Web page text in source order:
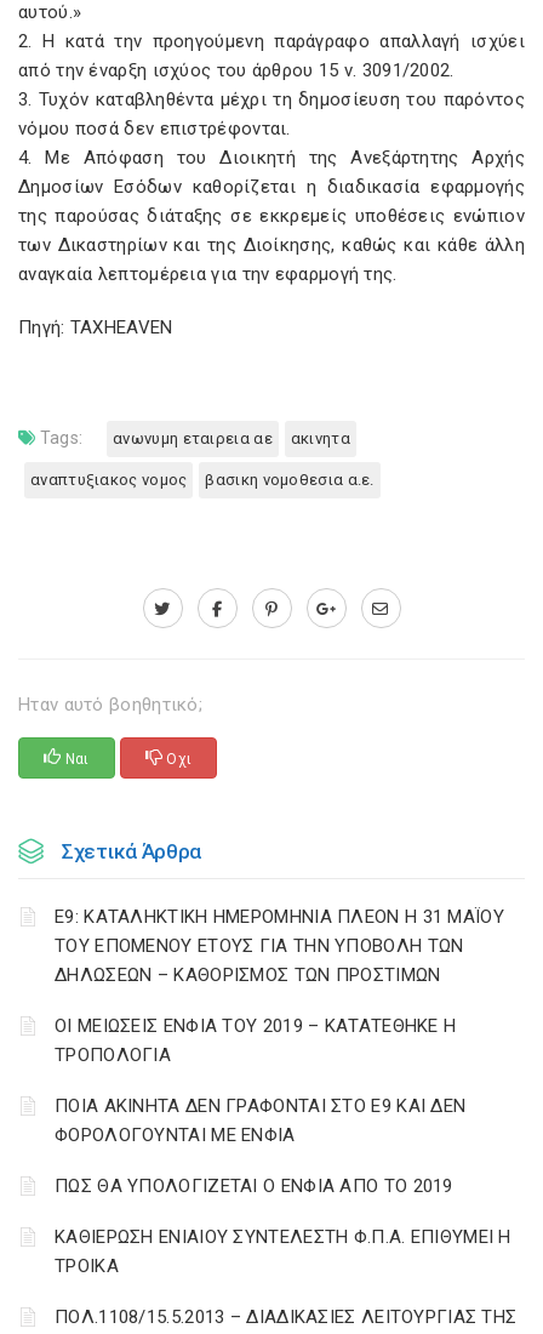
αυτού.»
2. Η κατά την προηγούμενη παράγραφο απαλλαγή ισχύει
από την έναρξη ισχύος του άρθρου 15 ν. 3091/2002.
3. Τυχόν καταβληθέντα μέχρι τη δημοσίευση του παρόντος
νόμου ποσά δεν επιστρέφονται.
4. Με Απόφαση του Διοικητή της Ανεξάρτητης Αρχής
Δημοσίων Εσόδων καθορίζεται η διαδικασία εφαρμογής
της παρούσας διάταξης σε εκκρεμείς υποθέσεις ενώπιον
των Δικαστηρίων και της Διοίκησης, καθώς και κάθε άλλη
αναγκαία λεπτομέρεια για την εφαρμογή της.
Πηγή: TAXHEAVEN
Tags: ανωνυμη εταιρεια αε ακινητα
αναπτυξιακος νομος βασικη νομοθεσια α.ε.
Ηταν αυτό βοηθητικό;
Ναι Οχι
Σχετικά Άρθρα
Ε9: ΚΑΤΑΛΗΚΤΙΚΗ ΗΜΕΡΟΜΗΝΙΑ ΠΛΕΟΝ Η 31 ΜΑΪΟΥ
ΤΟΥ ΕΠΟΜΕΝΟΥ ΕΤΟΥΣ ΓΙΑ ΤΗΝ ΥΠΟΒΟΛΗ ΤΩΝ
ΔΗΛΩΣΕΩΝ – ΚΑΘΟΡΙΣΜΟΣ ΤΩΝ ΠΡΟΣΤΙΜΩΝ
ΟΙ ΜΕΙΩΣΕΙΣ ΕΝΦΙΑ ΤΟΥ 2019 – ΚΑΤΑΤΕΘΗΚΕ Η
ΤΡΟΠΟΛΟΓΙΑ
ΠΟΙΑ ΑΚΙΝΗΤΑ ΔΕΝ ΓΡΑΦΟΝΤΑΙ ΣΤΟ Ε9 ΚΑΙ ΔΕΝ
ΦΟΡΟΛΟΓΟΥΝΤΑΙ ΜΕ ΕΝΦΙΑ
ΠΩΣ ΘΑ ΥΠΟΛΟΓΙΖΕΤΑΙ Ο ΕΝΦΙΑ ΑΠΟ ΤΟ 2019
ΚΑΘΙΕΡΩΣΗ ΕΝΙΑΙΟΥ ΣΥΝΤΕΛΕΣΤΗ Φ.Π.Α. ΕΠΙΘΥΜΕΙ Η
ΤΡΟΙΚΑ
ΠΟΛ.1108/15.5.2013 – ΔΙΑΔΙΚΑΣΙΕΣ ΛΕΙΤΟΥΡΓΙΑΣ ΤΗΣ